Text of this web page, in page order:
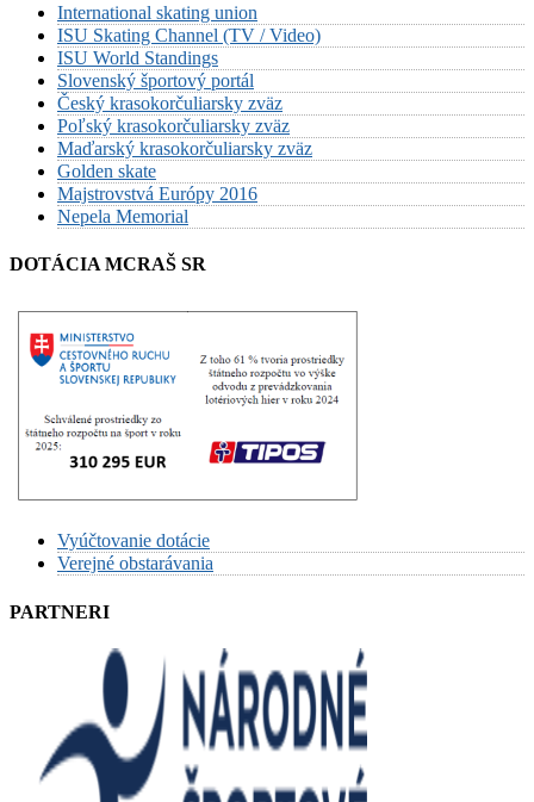
International skating union
ISU Skating Channel (TV / Video)
ISU World Standings
Slovenský športový portál
Český krasokorčuliarsky zväz
Poľský krasokorčuliarsky zväz
Maďarský krasokorčuliarsky zväz
Golden skate
Majstrovstvá Európy 2016
Nepela Memorial
DOTÁCIA MCRAŠ SR
Vyúčtovanie dotácie
Verejné obstarávania
PARTNERI